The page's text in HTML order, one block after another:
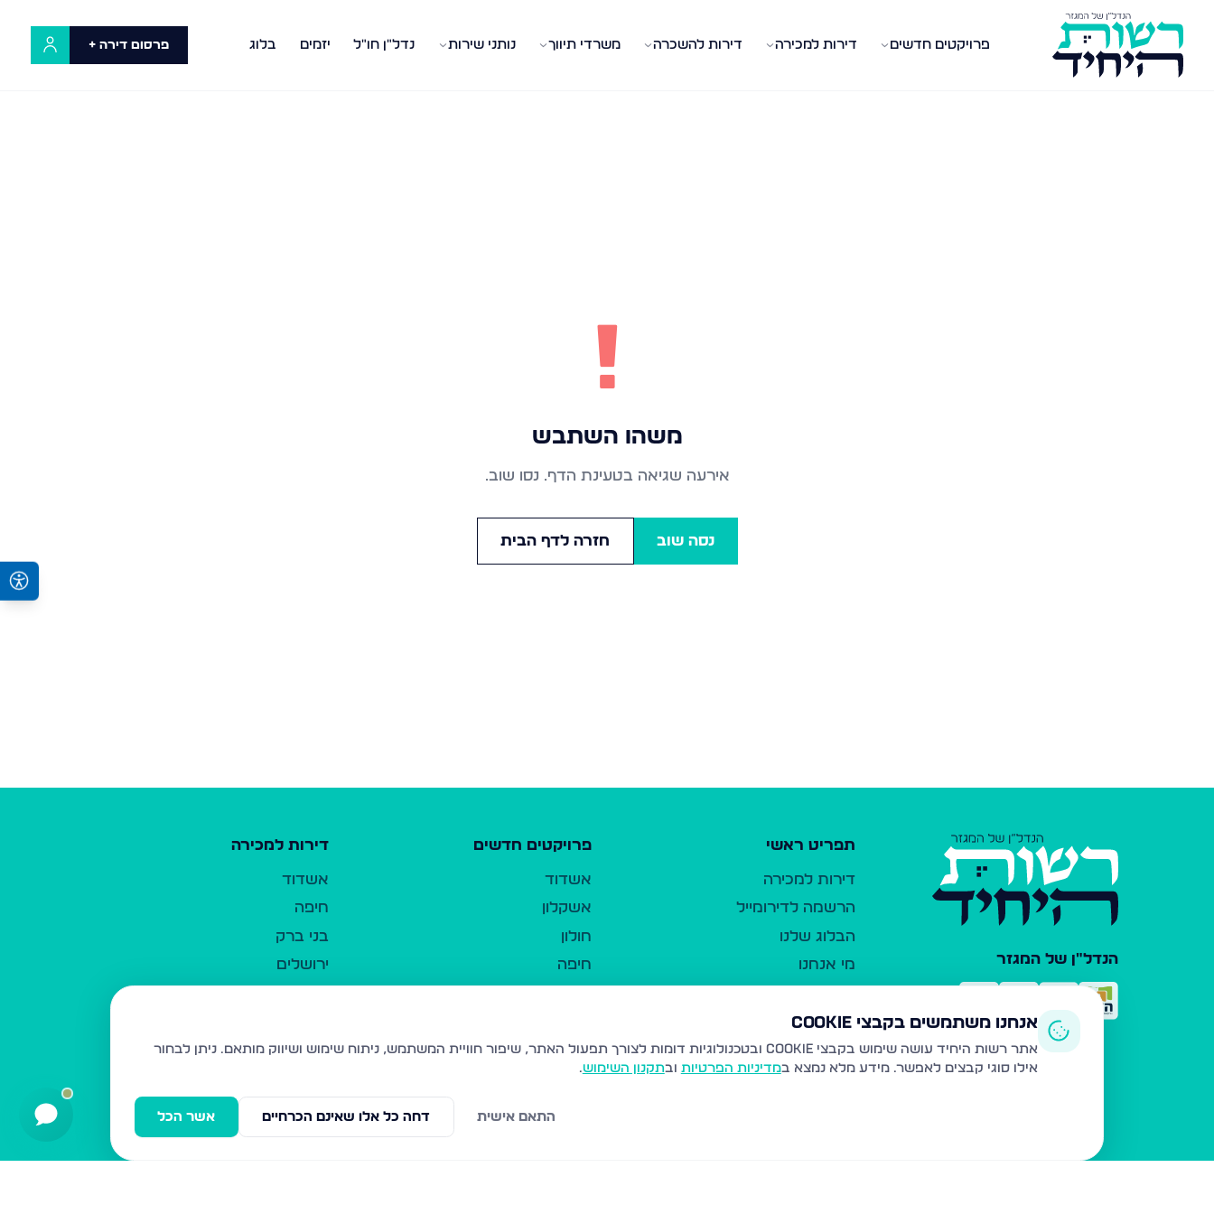
פרויקטים חדשים דירות למכירה דירות להשכרה משרדי תיווך נותני שירות נדל"ן חו"ל יזמים בלוג פרסום דירה +
!
משהו השתבש
אירעה שגיאה בטעינת הדף. נסו שוב.
נסה שוב חזרה לדף הבית
הנדל"ן של המגזר
תפריט ראשי
דירות למכירה
הרשמה לדירומייל
הבלוג שלנו
מי אנחנו
כלי עזר
פרסום ברשות היחיד
משרדי תיווך
פרויקטים חדשים
אשדוד
אשקלון
חולון
חיפה
נהריה
עמנואל
דירות למכירה
אשדוד
חיפה
בני ברק
ירושלים
בית שמש
ביתר עילית
אנחנו משתמשים בקבצי Cookie
אתר רשות היחיד עושה שימוש בקבצי Cookie ובטכנולוגיות דומות לצורך תפעול האתר, שיפור חוויית המשתמש, ניתוח שימוש ושיווק מותאם.
ניתן לבחור
אילו סוגי קבצים לאפשר. מידע מלא נמצא במדיניות הפרטיות ובתקנון השימוש.
אשר הכל דחה כל אלו שאינם הכרחיים התאם אישית